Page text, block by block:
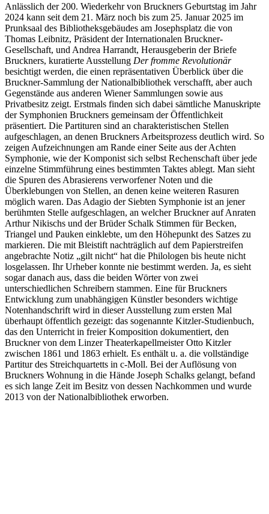
Anlässlich der 200. Wiederkehr von Bruckners Geburtstag im Jahr
2024 kann seit dem 21. März noch bis zum 25. Januar 2025 im
Prunksaal des Bibliotheksgebäudes am Josephsplatz die von
Thomas Leibnitz, Präsident der Internationalen Bruckner-
Gesellschaft, und Andrea Harrandt, Herausgeberin der Briefe
Bruckners, kuratierte Ausstellung Der fromme Revolutionär
besichtigt werden, die einen repräsentativen Überblick über die
Bruckner-Sammlung der Nationalbibliothek verschafft, aber auch
Gegenstände aus anderen Wiener Sammlungen sowie aus
Privatbesitz zeigt. Erstmals finden sich dabei sämtliche Manuskripte
der Symphonien Bruckners gemeinsam der Öffentlichkeit
präsentiert. Die Partituren sind an charakteristischen Stellen
aufgeschlagen, an denen Bruckners Arbeitsprozess deutlich wird. So
zeigen Aufzeichnungen am Rande einer Seite aus der Achten
Symphonie, wie der Komponist sich selbst Rechenschaft über jede
einzelne Stimmführung eines bestimmten Taktes ablegt. Man sieht
die Spuren des Abrasierens verworfener Noten und die
Überklebungen von Stellen, an denen keine weiteren Rasuren
möglich waren. Das Adagio der Siebten Symphonie ist an jener
berühmten Stelle aufgeschlagen, an welcher Bruckner auf Anraten
Arthur Nikischs und der Brüder Schalk Stimmen für Becken,
Triangel und Pauken einklebte, um den Höhepunkt des Satzes zu
markieren. Die mit Bleistift nachträglich auf dem Papierstreifen
angebrachte Notiz „gilt nicht“ hat die Philologen bis heute nicht
losgelassen. Ihr Urheber konnte nie bestimmt werden. Ja, es sieht
sogar danach aus, dass die beiden Wörter von zwei
unterschiedlichen Schreibern stammen. Eine für Bruckners
Entwicklung zum unabhängigen Künstler besonders wichtige
Notenhandschrift wird in dieser Ausstellung zum ersten Mal
überhaupt öffentlich gezeigt: das sogenannte Kitzler-Studienbuch,
das den Unterricht in freier Komposition dokumentiert, den
Bruckner von dem Linzer Theaterkapellmeister Otto Kitzler
zwischen 1861 und 1863 erhielt. Es enthält u. a. die vollständige
Partitur des Streichquartetts in c-Moll. Bei der Auflösung von
Bruckners Wohnung in die Hände Joseph Schalks gelangt, befand
es sich lange Zeit im Besitz von dessen Nachkommen und wurde
2013 von der Nationalbibliothek erworben.